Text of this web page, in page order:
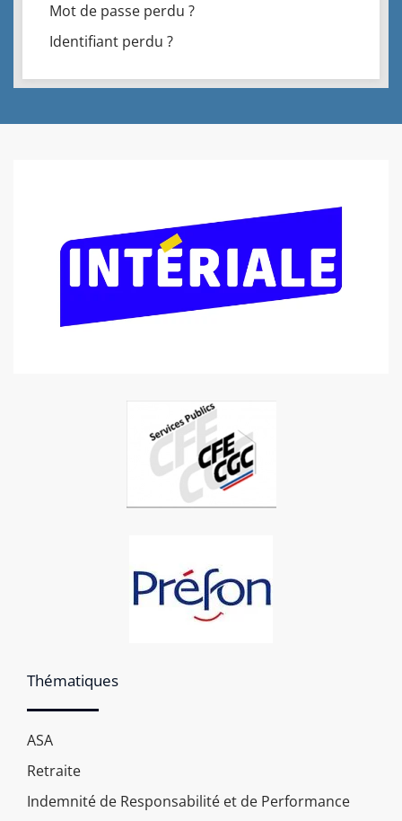
Mot de passe perdu ?
Identifiant perdu ?
Thématiques
ASA
Retraite
Indemnité de Responsabilité et de Performance